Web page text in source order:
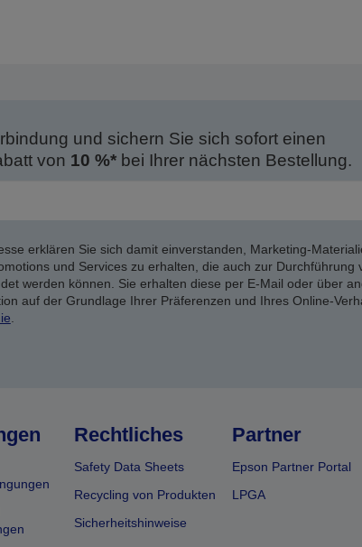
und sichern Sie sich sofort einen
von 10 %*bei Ihrer nächsten Bestellung.
erklären Sie sich damit einverstanden, Marketing-
und Services zu erhalten, die auch zur Durchführung
werden können. Sie erhalten diese per E-Mail oder über
auf der Grundlage Ihrer Präferenzen und Ihres Online-
Rechtliches
Safety Data Sheets
Recycling von Produkten
Sicherheitshinweise
Partner
Epson Partner Portal
LPGA